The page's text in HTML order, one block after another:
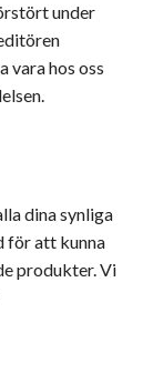
under
vara hos oss
dina synliga
för att kunna
produkter. Vi